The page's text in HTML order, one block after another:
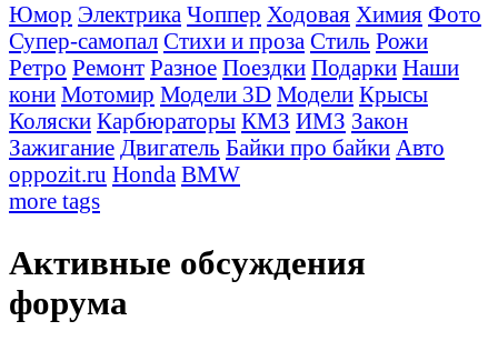
Юмор Электрика Чоппер Ходовая Химия Фото
Супер-самопал Стихи и проза Стиль Рожи
Ретро Ремонт Разное Поездки Подарки Наши
кони Мотомир Модели 3D Модели Крысы
Коляски Карбюраторы КМЗ ИМЗ Закон
Зажигание Двигатель Байки про байки Авто
oppozit.ru Honda BMW
more tags
Активные обсуждения
форума